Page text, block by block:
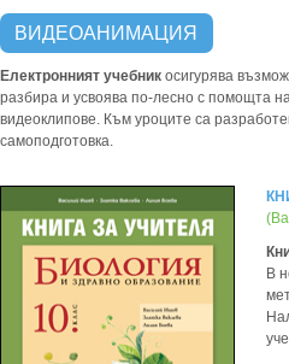
ВИДЕОАНИМАЦИЯ
Електронният учебник осигурява
разбира и усвоява по-лесно с помощта
видеоклипове. Към уроците са
самоподготовка.
В